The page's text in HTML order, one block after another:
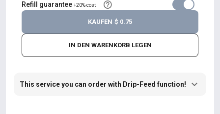
Refill guarantee +20% cost
IN DEN WARENKORB LEGEN
KAUFEN $ 0.75
This service you can order with Drip-Feed function!